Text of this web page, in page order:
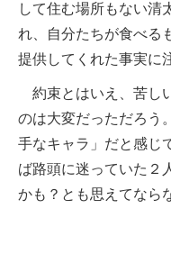
して住む場所もない清
れ、自分たちが食べる
提供してくれた事実に
約束とはいえ、苦し
のは大変だっただろう
手なキャラ」だと感じ
ば路頭に迷っていた２
かも？とも思えてなら